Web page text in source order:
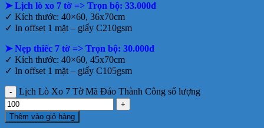
➤ Lịch lò xo 7 tờ => Trọn bộ: 33.000đ
✓ Kích thước: 40×60, 36x70cm
✓ In offset 1 mặt – giấy C210gsm
➤ Nẹp thiếc 7 tờ => Trọn bộ: 30.000đ
✓ Kích thước: 40×60, 45x70cm
✓ In offset 1 mặt – giấy C105gsm
Lịch Lò Xo 7 Tờ Mã Đáo Thành Công số lượng
Thêm vào giỏ hàng